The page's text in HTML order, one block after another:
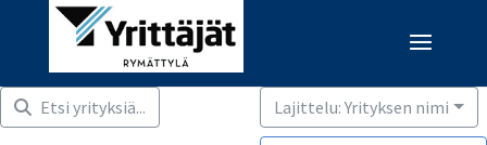
Etsi yrityksiä... Lajittelu: Yrityksen nimi